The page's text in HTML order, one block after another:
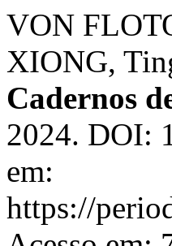
VON
XIONG,
Cadernos
2024. DOI:
em:
https://